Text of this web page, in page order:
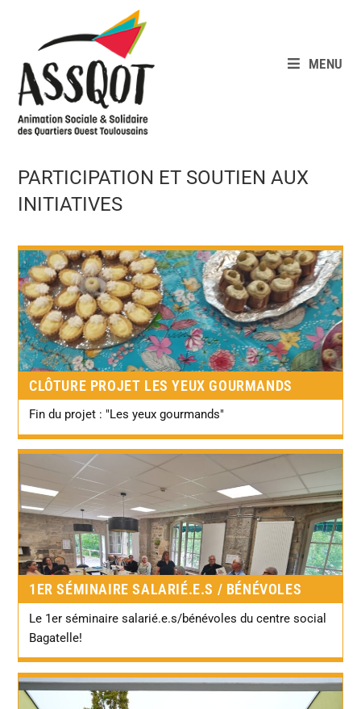
MENU
PARTICIPATION ET SOUTIEN AUX
INITIATIVES
CLÔTURE PROJET LES YEUX GOURMANDS
Fin du projet : "Les yeux gourmands"
1ER SÉMINAIRE SALARIÉ.E.S / BÉNÉVOLES
Le 1er séminaire salarié.e.s/bénévoles du centre social
Bagatelle!